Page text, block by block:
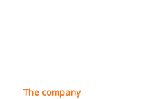
The company